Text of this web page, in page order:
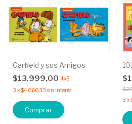
Garfield y sus Amigos
$13.999,00 4x3
3 x$4.666,33 sin interés
Comprar
3 x